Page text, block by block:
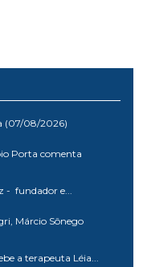
(07/08/2026)
Porta comenta
- fundador e...
Márcio Sônego
a terapeuta Léia...